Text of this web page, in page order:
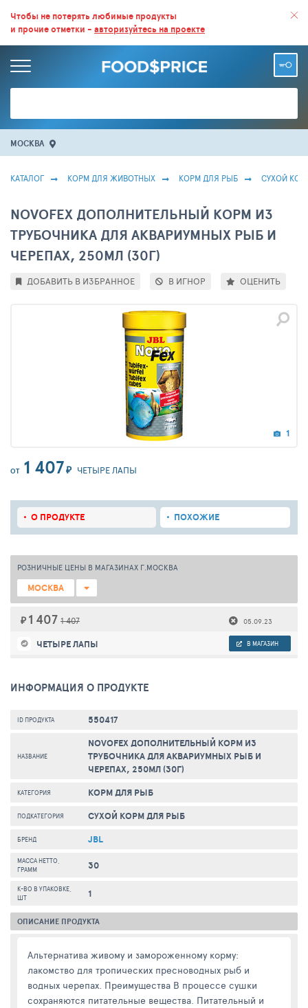
ВСЕ СКИДКИ И ВЫГОДНЫЕ ЦЕНЫ НА ПРОДУКТЫ В МАГАЗИНАХ.
БОЛЬШЕ 100 000 ТОВАРОВ. ЕЖЕДНЕВНОЕ ОБНОВЛЕНИЕ ЦЕН.
Чтобы не потерять любимые продукты
и прочие отметки - авторизуйтесь на проекте
МОСКВА
КАТАЛОГ КОРМ ДЛЯ ЖИВОТНЫХ КОРМ ДЛЯ РЫБ СУХОЙ
NOVOFEX ДОПОЛНИТЕЛЬНЫЙ КОРМ ИЗ
ТРУБОЧНИКА ДЛЯ АКВАРИУМНЫХ РЫБ И
ЧЕРЕПАХ, 250МЛ (30Г)
1
ОТ 1 407₽ ЧЕТЫРЕ ЛАПЫ
ДОБАВИТЬ В ИЗБРАННОЕ В ИГНОР ОЦЕНИТЬ
О ПРОДУКТЕ ПОХОЖИЕ
РОЗНИЧНЫЕ ЦЕНЫ В МАГАЗИНАХ Г.МОСКВА
МОСКВА
₽ 1 407 1 407 05.09.23
ЧЕТЫРЕ ЛАПЫ В МАГАЗИН
ИНФОРМАЦИЯ О ПРОДУКТЕ
ID ПРОДУКТА 550417
НАЗВАНИЕ
NOVOFEX ДОПОЛНИТЕЛЬНЫЙ КОРМ ИЗ
ТРУБОЧНИКА ДЛЯ АКВАРИУМНЫХ РЫБ И
ЧЕРЕПАХ, 250МЛ (30Г)
КАТЕГОРИЯ КОРМ ДЛЯ РЫБ
ПОДКАТЕГОРИЯ СУХОЙ КОРМ ДЛЯ РЫБ
БРЕНД JBL
МАССА НЕТТО,
ГРАММ
30
К-ВО В УПАКОВКЕ,
ШТ
1
ОПИСАНИЕ ПРОДУКТА
Альтернатива живому и замороженному корму:
лакомство для тропических пресноводных рыб и
водных черепах. Преимущества В процессе сушки
сохраняются питательные вещества. Питательный и